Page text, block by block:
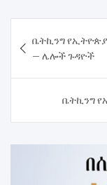
navigation
ቤትኪንግ
– ሌሎች ጉዳዮች
ቤትኪንግ